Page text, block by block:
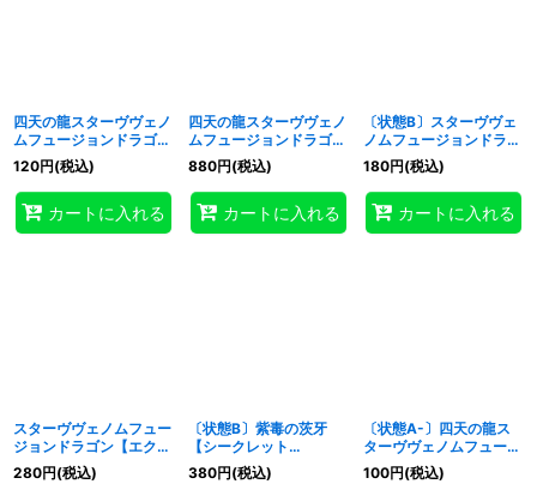
四天の龍スターヴヴェノ
ムフュージョンドラゴン
【ウルトラ】{LOCR-
JP013}《融合》
120円(税込)
カートに入れる
四天の龍スターヴヴェノ
ムフュージョンドラゴン
【OFウルトラ】{LOCR-
JP013}《融合》
880円(税込)
カートに入れる
〔状態B〕スターヴヴェ
ノムフュージョンドラゴ
ン【エクストラシークレ
ット】{DBLE-JPS04}
《融合》
180円(税込)
カートに入れる
スターヴヴェノムフュー
ジョンドラゴン【エクス
トラシークレット】
{DBLE-JPS04}《融合》
280円(税込)
〔状態B〕紫毒の茨牙
【シークレット
SPECIALREDVer.】
{26PP-JP014}《魔法》
380円(税込)
〔状態A-〕四天の龍ス
ターヴヴェノムフュージ
ョンドラゴン【ウルト
ラ】{LOCR-JP013}《融
100円(税込)